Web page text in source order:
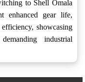
to Shell Omala
enhanced gear life,
showcasing
industrial